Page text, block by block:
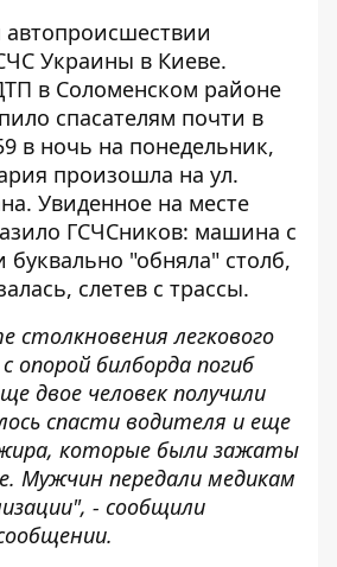
Украины в Киеве.
в Соломенском районе
спасателям почти в
в ночь на понедельник,
произошла на ул.
Увиденное на месте
ГСЧСников: машина с
"обняла" столб,
слетев с трассы.
столкновения легкового
опорой билборда погиб
двое человек получили
спасти водителя и еще
которые были зажаты
Мужчин передали медикам
- сообщили